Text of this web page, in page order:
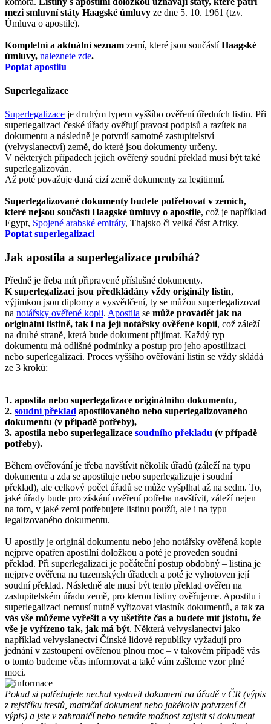
mezi smluvní státy Haagské úmluvy ze dne 5. 10. 1961 (tzv.
Úmluva o apostile).
Kompletní a aktuální seznam zemí, které jsou součástíHaagské
úmluvy, naleznete zde.
Poptat apostilu
Superlegalizace
Superlegalizace je druhým typem vyššího ověření úředních listin. Při
superlegalizaci české úřady ověřují pravost podpisů a razítek na
dokumentu a následně je potvrdí samotné zastupitelství
(velvyslanectví) země, do které jsou dokumenty určeny.
V některých případech jejich ověřený soudní překlad musí být také
superlegalizován.
Až poté považuje daná cizí země dokumenty za legitimní.
Superlegalizované dokumenty budete potřebovat v zemích,
které nejsou součástí Haagské úmluvy o apostile, což je například
Egypt, Spojené arabské emiráty, Thajsko či velká část Afriky.
Poptat superlegalizaci
Jak apostila a superlegalizace probíhá?
Předně je třeba mít připravené příslušné dokumenty.
K superlegalizaci jsou předkládány vždy originály listin,
výjimkou jsou diplomy a vysvědčení, ty se můžou superlegalizovat
na notářsky ověřené kopii. Apostila se může provádět jak na
originální listině, tak i na její notářsky ověřené kopii, což záleží
na druhé straně, která bude dokument přijímat. Každý typ
dokumentu má odlišné podmínky a postup pro jeho apostilizaci
nebo superlegalizaci. Proces vyššího ověřování listin se vždy skládá
ze 3 kroků:
1. apostila nebo superlegalizace originálního dokumentu,
2. soudní překlad apostilovaného nebo superlegalizovaného
dokumentu (v případě potřeby),
3. apostila nebo superlegalizace soudního překladu (v případě
potřeby).
Během ověřování je třeba navštívit několik úřadů (záleží na typu
dokumentu a zda se apostiluje nebo superlegalizuje i soudní
překlad), ale celkový počet úřadů se může vyšplhat až na sedm. To,
jaké úřady bude pro získání ověření potřeba navštívit, záleží nejen
na tom, v jaké zemi potřebujete listinu použít, ale i na typu
legalizovaného dokumentu.
U apostily je originál dokumentu nebo jeho notářsky ověřená kopie
nejprve opatřen apostilní doložkou a poté je proveden soudní
překlad. Při superlegalizaci je počáteční postup obdobný – listina je
nejprve ověřena na tuzemských úřadech a poté je vyhotoven její
soudní překlad. Následně ale musí být tento překlad ověřen na
zastupitelském úřadu země, pro kterou listiny ověřujeme. Apostilu i
superlegalizaci nemusí nutně vyřizovat vlastník dokumentů, a tak za
vás vše můžeme vyřešit a vy ušetříte čas a budete mít jistotu, že
vše je vyřízeno tak, jak má být. Některá velvyslanectví jako
například velvyslanectví Čínské lidové republiky vyžadují pro
jednání v zastoupení ověřenou plnou moc – v takovém případě vás
o tomto budeme včas informovat a také vám zašleme vzor plné
moci.
Pokud si potřebujete nechat vystavit dokument na úřadě v ČR (výpis
z rejstříku trestů, matriční dokument nebo jakékoliv potvrzení či
výpis) a jste v zahraničí nebo nemáte možnost zajistit si dokument